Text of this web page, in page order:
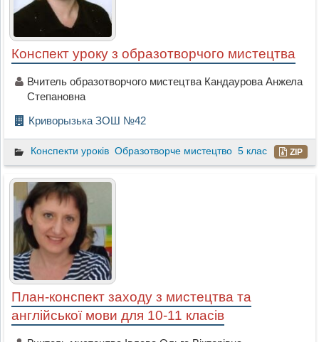
Конспект уроку з образотворчого мистецтва
Вчитель образотворчого мистецтва Кандаурова Анжела
Степановна
Криворызька ЗОШ №42
Конспекти уроків Образотворче мистецтво 5 клас ZIP
План-конспект заходу з мистецтва та
англійської мови для 10-11 класів